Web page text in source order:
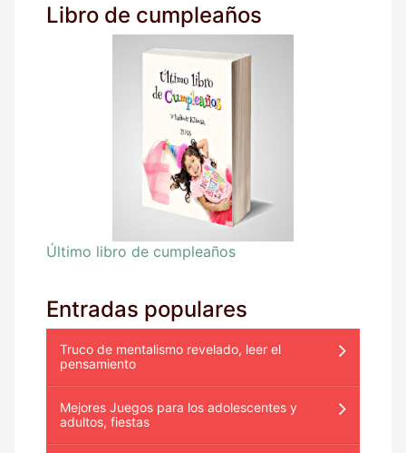
Libro de cumpleaños
Último libro de cumpleaños
Entradas populares
Truco de mentalismo revelado, leer el
pensamiento
Mejores Juegos para los adolescentes y
adultos, fiestas